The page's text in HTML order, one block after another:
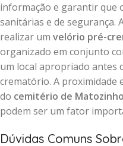
informação e garantir que
sanitárias e de segurança.
realizar um velório pré-
organizado em conjunto
um local apropriado antes
crematório. A proximidade
do cemitério de
podem ser um fator
Dúvidas Comuns